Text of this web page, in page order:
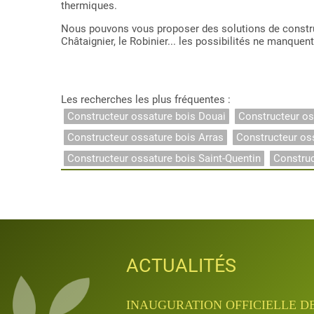
thermiques.
Nous pouvons vous proposer des solutions de
Châtaignier, le Robinier... les possibilités ne
Les recherches les plus fréquentes :
Constructeur ossature bois Douai
Constructeur
Constructeur ossature bois Arras
Constructeur
Constructeur ossature bois Saint-Quentin
ACTUALITÉS
INAUGURATION QUANTA
ACTUALITÉS
INAUGURATION OFFICIELLE
ACTUALITÉS
JOURNÉES PORTES OUVERTES
ACTUALITÉS
APPRENTISSAGE &
ACTUALITÉS
APPRENTISSAGE &